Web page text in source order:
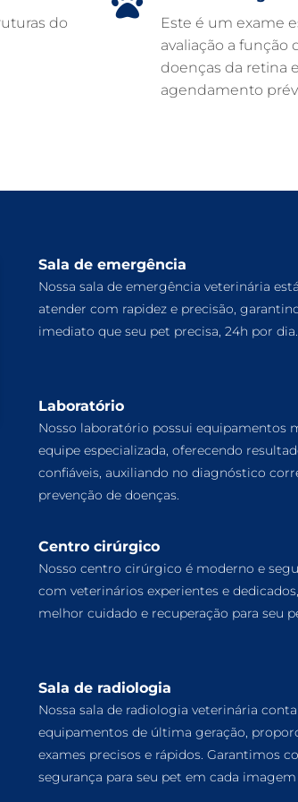
do
Este é um exame
avaliação a função
doenças da retina
agendamento
Sala de emergência
Nossa sala de emergência veterinária
atender com rapidez e precisão,
imediato que seu pet precisa, 24h por dia.
Laboratório
Nosso laboratório possui equipamentos
equipe especializada, oferecendo
confiáveis, auxiliando no diagnóstico
prevenção de doenças.
Centro cirúrgico
Nosso centro cirúrgico é moderno e
com veterinários experientes e
melhor cuidado e recuperação para seu
Sala de radiologia
Nossa sala de radiologia veterinária
equipamentos de última geração,
exames precisos e rápidos. Garantimos
segurança para seu pet em cada